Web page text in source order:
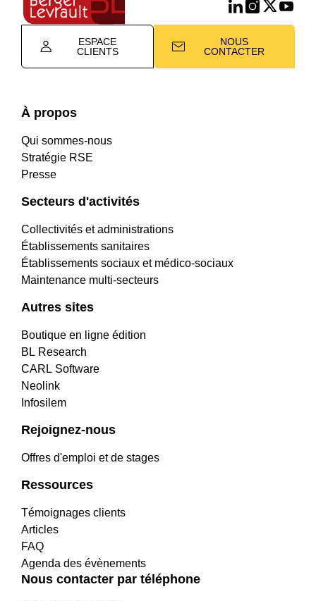
ESPACE
CLIENTS
NOUS
CONTACTER
À propos
Qui sommes-nous
Stratégie RSE
Presse
Secteurs d'activités
Collectivités et administrations
Établissements sanitaires
Établissements sociaux et médico-sociaux
Maintenance multi-secteurs
Autres sites
Boutique en ligne édition
BL Research
CARL Software
Neolink
Infosilem
Rejoignez-nous
Offres d'emploi et de stages
Ressources
Témoignages clients
Articles
FAQ
Agenda des évènements
Nous contacter par téléphone